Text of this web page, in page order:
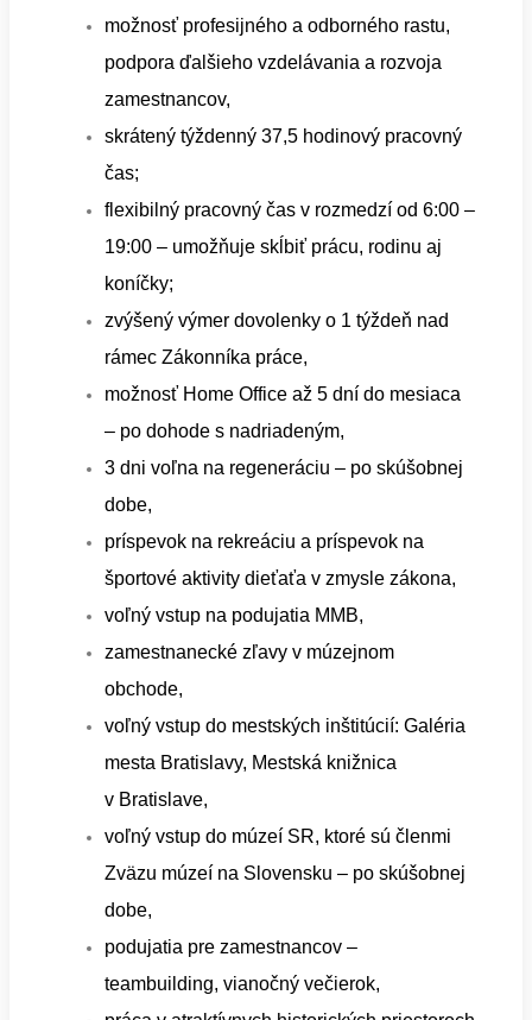
možnosť profesijného a odborného rastu,
podpora ďalšieho vzdelávania a rozvoja
zamestnancov,
skrátený týždenný 37,5 hodinový pracovný
čas;
flexibilný pracovný čas v rozmedzí od 6:00 –
19:00 – umožňuje skĺbiť prácu, rodinu aj
koníčky;
zvýšený výmer dovolenky o 1 týždeň nad
rámec Zákonníka práce,
možnosť Home Office až 5 dní do mesiaca
– po dohode s nadriadeným,
3 dni voľna na regeneráciu – po skúšobnej
dobe,
príspevok na rekreáciu a príspevok na
športové aktivity dieťaťa v zmysle zákona,
voľný vstup na podujatia MMB,
zamestnanecké zľavy v múzejnom
obchode,
voľný vstup do mestských inštitúcií: Galéria
mesta Bratislavy, Mestská knižnica
v Bratislave,
voľný vstup do múzeí SR, ktoré sú členmi
Zväzu múzeí na Slovensku – po skúšobnej
dobe,
podujatia pre zamestnancov –
teambuilding, vianočný večierok,